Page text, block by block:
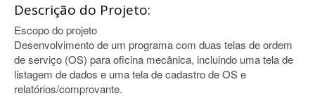
Descrição do Projeto:
Escopo do projeto
Desenvolvimento de um programa com duas telas de ordem
de serviço (OS) para oficina mecânica, incluindo uma tela de
listagem de dados e uma tela de cadastro de OS e
relatórios/comprovante.